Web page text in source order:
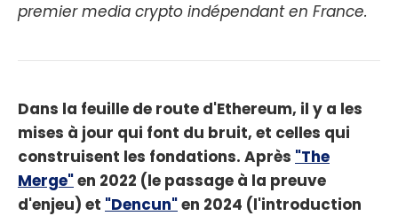
premier media crypto indépendant en France.
Dans la feuille de route d'Ethereum, il y a les
mises à jour qui font du bruit, et celles qui
construisent les fondations. Après "The
Merge"en 2022 (le passage à la preuve
d'enjeu) et "Dencun"en 2024 (l'introduction